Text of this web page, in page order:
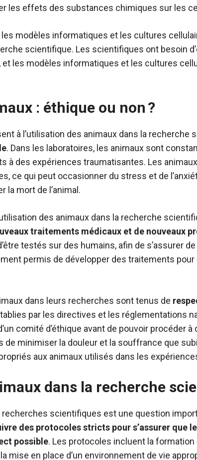
les effets des substances chimiques sur les
modèles informatiques et les cultures
scientifique. Les scientifiques ont besoin d’
, et les modèles informatiques et les cultures
: éthique ou non ?
à l’utilisation des animaux dans la
. Dans les laboratoires, les animaux sont
à des expériences traumatisantes. Les
ce qui peut occasionner du stress et de
la mort de l’animal.
des animaux dans la recherche
traitements médicaux et de nouveaux
testés sur des humains, afin de s’assurer
permis de développer des traitements
dans leurs recherches sont tenus de
par les directives et les réglementations
comité d’éthique avant de pouvoir procéder
minimiser la douleur et la souffrance que
aux animaux utilisés dans les
dans la recherche
scientifiques est une question
des protocoles stricts pour s’assurer que
possible. Les protocoles incluent la
mise en place d’un environnement de vie